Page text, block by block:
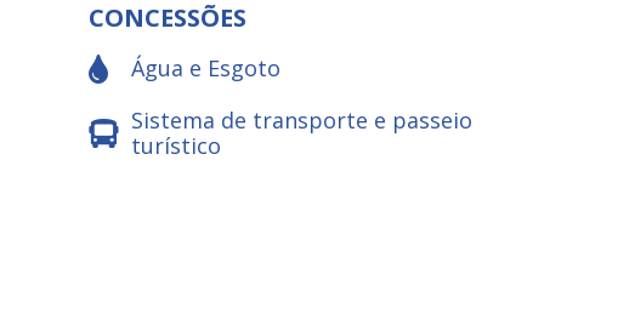
CONCESSÕES
Água e Esgoto
Sistema de transporte e passeio
turístico